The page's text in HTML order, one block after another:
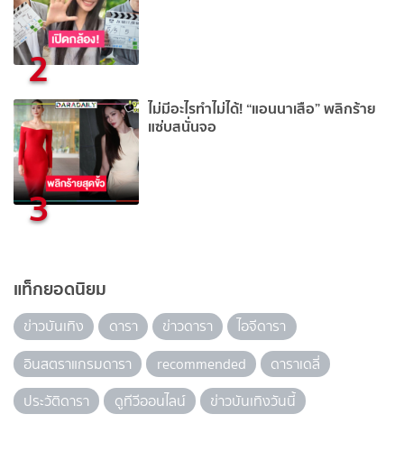
2
3
ไม่มีอะไรทำไม่ได้! “แอนนาเสือ” พลิกร้าย
แซ่บสนั่นจอ
แท็กยอดนิยม
ข่าวบันเทิง ดารา ข่าวดารา
ไอจีดารา
อินสตราแกรมดารา
recommended
ดาราเดลี่
ประวัติดารา
ดูทีวีออนไลน์ ข่าวบันเทิงวันนี้